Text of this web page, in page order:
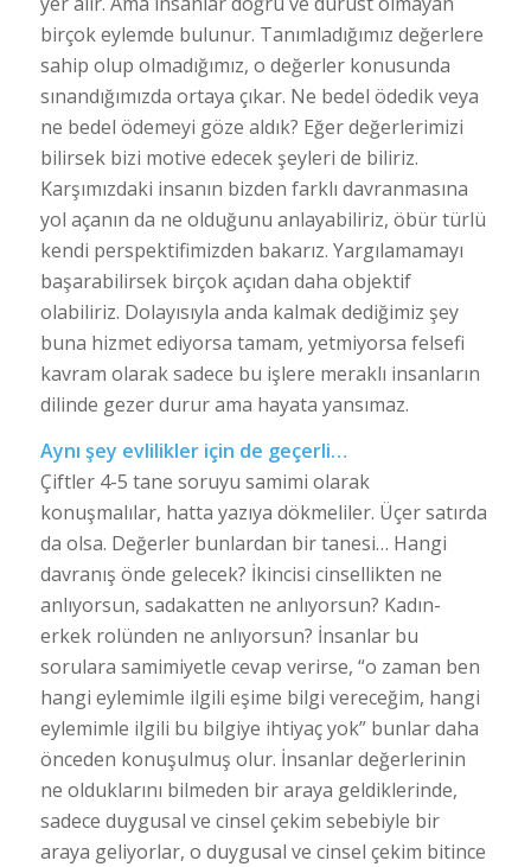
birçok eylemde bulunur. Tanımladığımız değerlere
sahip olup olmadığımız, o değerler konusunda
sınandığımızda ortaya çıkar. Ne bedel ödedik veya
ne bedel ödemeyi göze aldık? Eğer değerlerimizi
bilirsek bizi motive edecek şeyleri de biliriz.
Karşımızdaki insanın bizden farklı davranmasına
yol açanın da ne olduğunu anlayabiliriz, öbür türlü
kendi perspektifimizden bakarız. Yargılamamayı
başarabilirsek birçok açıdan daha objektif
olabiliriz. Dolayısıyla anda kalmak dediğimiz şey
buna hizmet ediyorsa tamam, yetmiyorsa felsefi
kavram olarak sadece bu işlere meraklı insanların
dilinde gezer durur ama hayata yansımaz.
Aynı şey evlilikler için de geçerli…
Çiftler 4-5 tane soruyu samimi olarak
konuşmalılar, hatta yazıya dökmeliler. Üçer satırda
da olsa. Değerler bunlardan bir tanesi… Hangi
davranış önde gelecek? İkincisi cinsellikten ne
anlıyorsun, sadakatten ne anlıyorsun? Kadın-
erkek rolünden ne anlıyorsun? İnsanlar bu
sorulara samimiyetle cevap verirse, “o zaman ben
hangi eylemimle ilgili eşime bilgi vereceğim, hangi
eylemimle ilgili bu bilgiye ihtiyaç yok” bunlar daha
önceden konuşulmuş olur. İnsanlar değerlerinin
ne olduklarını bilmeden bir araya geldiklerinde,
sadece duygusal ve cinsel çekim sebebiyle bir
araya geliyorlar, o duygusal ve cinsel çekim bitince